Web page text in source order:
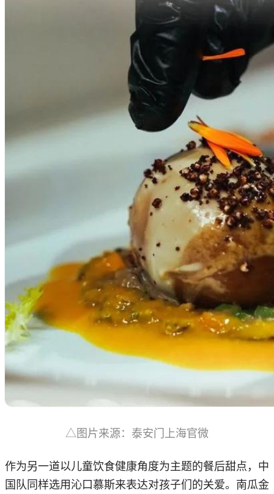
△图片来源：泰安门上海官微
作为另一道以儿童饮食健康角度为主题的餐后甜点，中
国队同样选用沁口慕斯来表达对孩子们的关爱。南瓜金